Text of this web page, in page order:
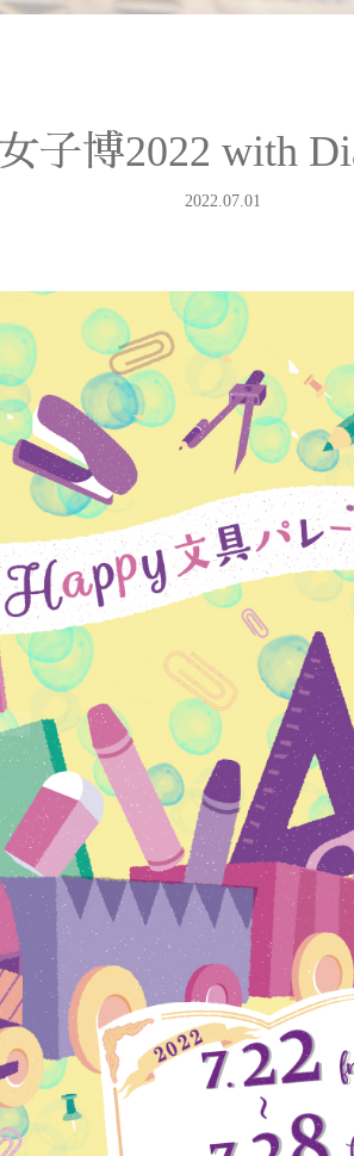
子博2022 with
2022.07.01